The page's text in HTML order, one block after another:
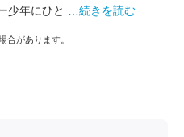
少年にひと
…続きを読む
合があります。